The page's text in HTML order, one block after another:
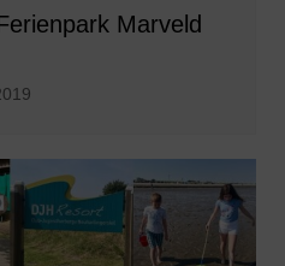
Marveld